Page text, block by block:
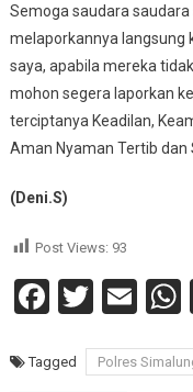
Semoga saudara
melaporkannya langsung
saya, apabila mereka
mohon segera laporkan
terciptanya Keadilan,
Aman Nyaman Tertib dan
(Deni.S)
Post Views: 93
Facebook
Tagged Polres